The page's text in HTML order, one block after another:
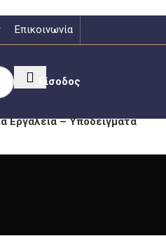
Επικοινωνία
Είσοδος
Εργαλεία – Υποδείγματα